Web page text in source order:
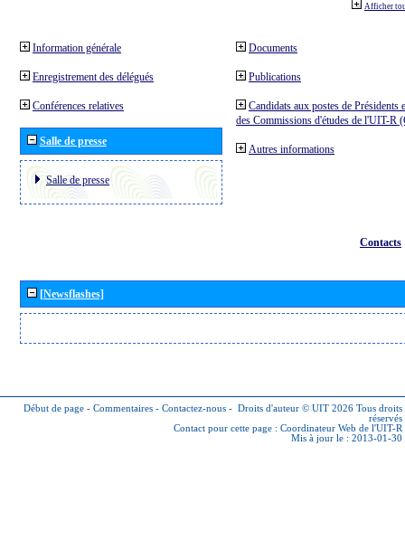
Afficher
Information générale
Enregistrement des délégués
Conférences relatives
Salle de presse
Salle de presse
Documents
Publications
Candidats aux postes de Présidents
des Commissions d'études de l'UIT-R
Autres informations
Contacts
[Newsflashes]
Début de page - Commentaires - Contactez-nous - Droits d'auteur © UIT 2026 Tous droits
réservés
Contact pour cette page : Coordinateur Web de l'UIT-R
Mis à jour le : 2013-01-30